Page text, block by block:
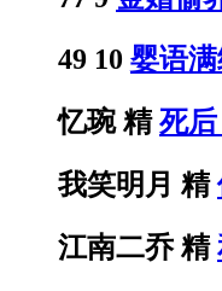
49 10 婴语
忆琬精 死
我笑明月 精
江南二乔精